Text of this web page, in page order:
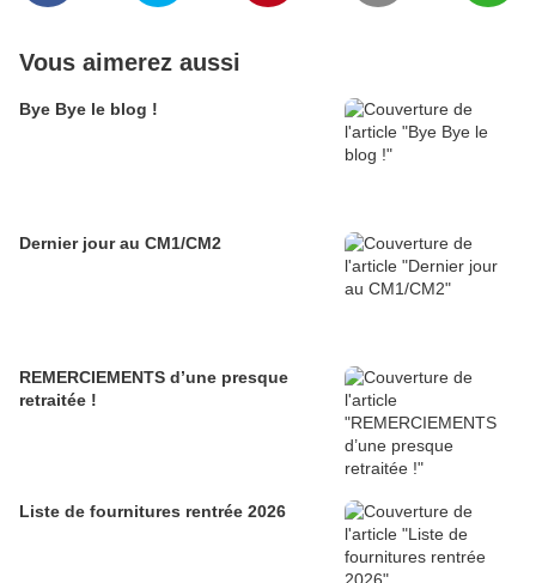
Vous aimerez aussi
Bye Bye le blog !
Dernier jour au CM1/CM2
REMERCIEMENTS d’une presque
retraitée !
Liste de fournitures rentrée 2026